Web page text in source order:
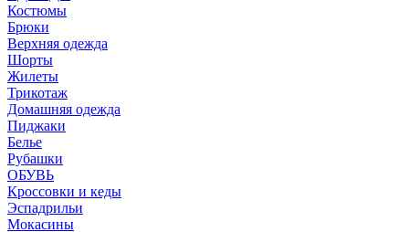
Костюмы
Брюки
Верхняя одежда
Шорты
Жилеты
Трикотаж
Домашняя одежда
Пиджаки
Белье
Рубашки
ОБУВЬ
Кроссовки и кеды
Эспадрильи
Мокасины